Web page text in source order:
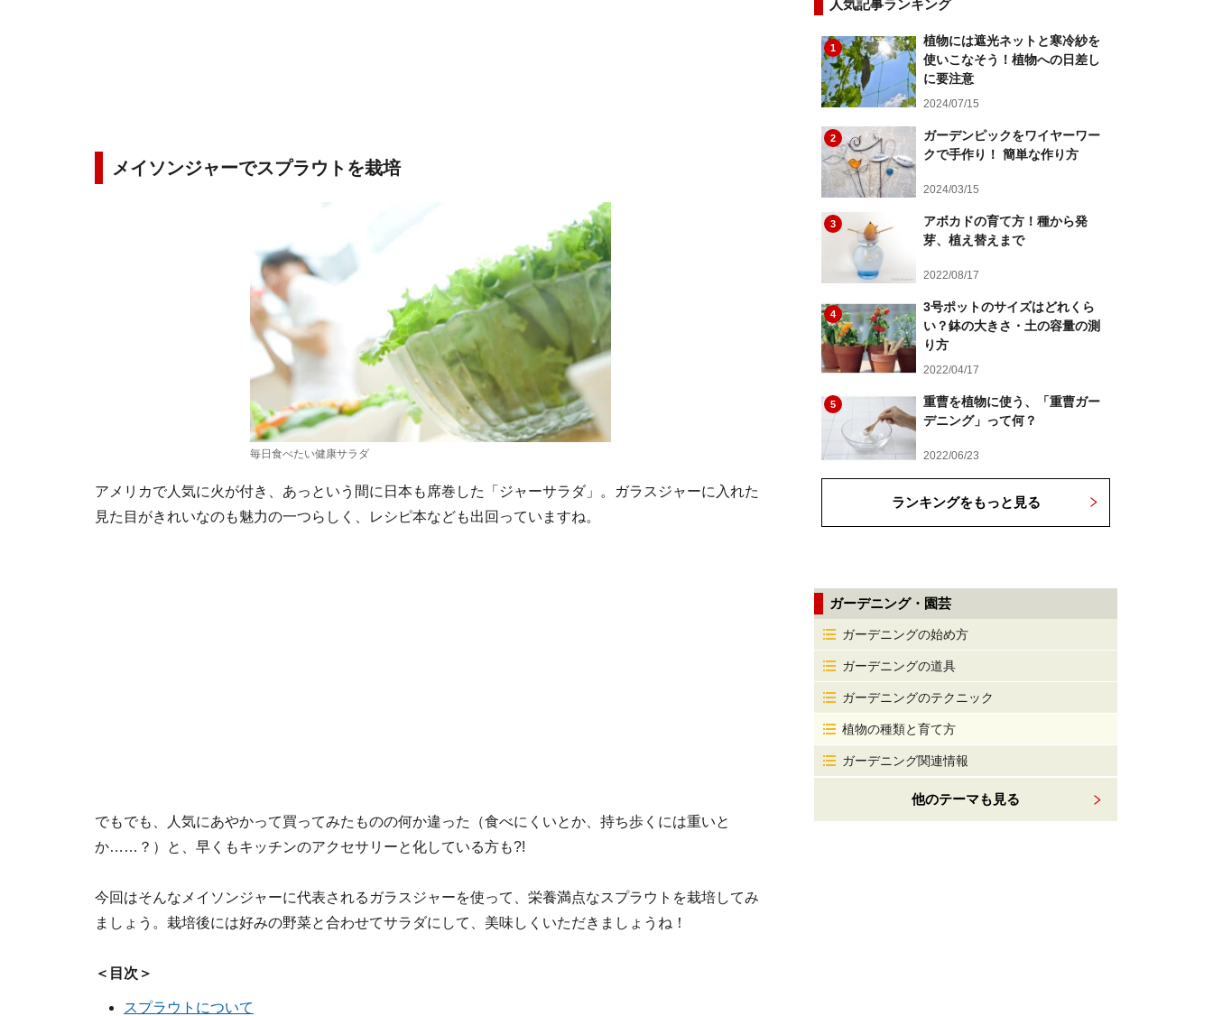
メイソンジャーでスプラウトを栽培
毎日食べたい健康サラダ
アメリカで人気に火が付き、あっという間に日本も席巻した「ジャーサラダ」。ガラスジャーに入れた
見た目がきれいなのも魅力の一つらしく、レシピ本なども出回っていますね。
でもでも、人気にあやかって買ってみたものの何か違った（食べにくいとか、持ち歩くには重いと
か……？）と、早くもキッチンのアクセサリーと化している方も?!
今回はそんなメイソンジャーに代表されるガラスジャーを使って、栄養満点なスプラウトを栽培してみ
ましょう。栽培後には好みの野菜と合わせてサラダにして、美味しくいただきましょうね！
＜目次＞
スプラウトについて
人気記事ランキング
1
植物には遮光ネットと寒冷紗を
使いこなそう！植物への日差し
に要注意
2024/07/15
2
ガーデンピックをワイヤーワー
クで手作り！ 簡単な作り方
2024/03/15
3
アボカドの育て方！種から発
芽、植え替えまで
2022/08/17
4
3号ポットのサイズはどれくら
い？鉢の大きさ・土の容量の測
り方
2022/04/17
5
重曹を植物に使う、「重曹ガー
デニング」って何？
2022/06/23
ランキングをもっと見る
ガーデニング・園芸
ガーデニングの始め方
ガーデニングの道具
ガーデニングのテクニック
植物の種類と育て方
ガーデニング関連情報
他のテーマも見る